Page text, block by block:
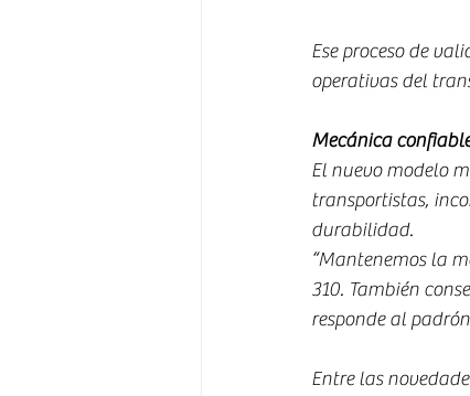
Ese proceso de
operativas del
Mecánica
El nuevo modelo
transportistas,
durabilidad.
“Mantenemos la
310. También
responde al
Entre las